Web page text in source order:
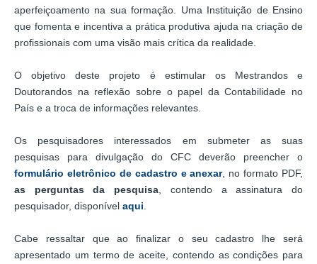
aperfeiçoamento na sua formação. Uma Instituição de Ensino
que fomenta e incentiva a prática produtiva ajuda na criação de
profissionais com uma visão mais crítica da realidade.
O objetivo deste projeto é estimular os Mestrandos e
Doutorandos na reflexão sobre o papel da Contabilidade no
País e a troca de informações relevantes.
Os pesquisadores interessados em submeter as suas
pesquisas para divulgação do CFC deverão preencher o
formulário eletrônico de cadastro e anexar, no formato PDF,
as perguntas da pesquisa , contendo a assinatura do
pesquisador, disponível aqui
Cabe ressaltar que ao finalizar o seu cadastro lhe será
apresentado um termo de aceite, contendo as condições para